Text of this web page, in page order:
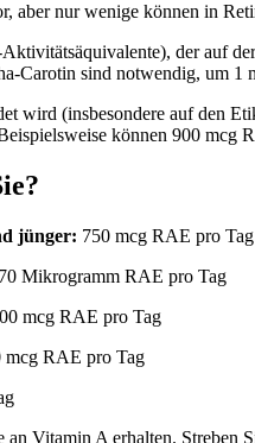
aber nur wenige können in
der auf
Carotin sind notwendig, um 1
wird (insbesondere auf den
können 900
jünger: 750 mcg RAE pro Tag
Mikrogramm RAE pro Tag
mcg RAE pro Tag
mcg RAE pro Tag
Vitamin A erhalten. Streben